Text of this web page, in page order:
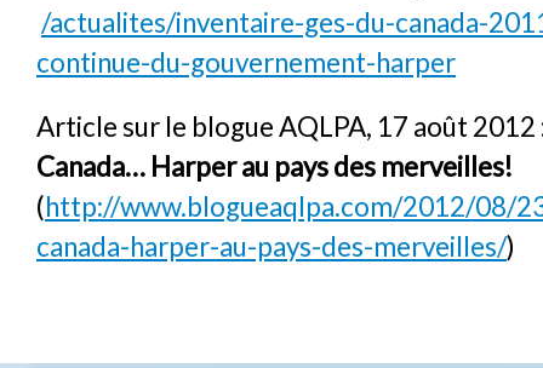
/actualites/inventaire-ges-du-canada-
continue-du-gouvernement-harper
Article sur le blogue AQLPA, 17 août 2012
Canada… Harper au pays des merveilles!
(http://www.blogueaqlpa.com/2012/08/
canada-harper-au-pays-des-merveilles/)